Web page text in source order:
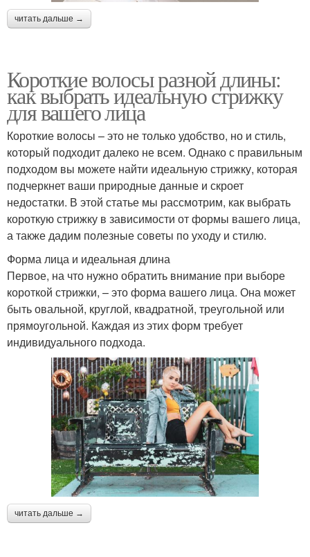
читать дальше →
Короткие волосы разной длины:
как выбрать идеальную стрижку
для вашего лица
Короткие волосы – это не только удобство, но и стиль,
который подходит далеко не всем. Однако с правильным
подходом вы можете найти идеальную стрижку, которая
подчеркнет ваши природные данные и скроет
недостатки. В этой статье мы рассмотрим, как выбрать
короткую стрижку в зависимости от формы вашего лица,
а также дадим полезные советы по уходу и стилю.
Форма лица и идеальная длина
Первое, на что нужно обратить внимание при выборе
короткой стрижки, – это форма вашего лица. Она может
быть овальной, круглой, квадратной, треугольной или
прямоугольной. Каждая из этих форм требует
индивидуального подхода.
читать дальше →